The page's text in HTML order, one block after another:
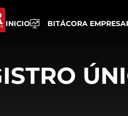
INICIO BITÁCORA